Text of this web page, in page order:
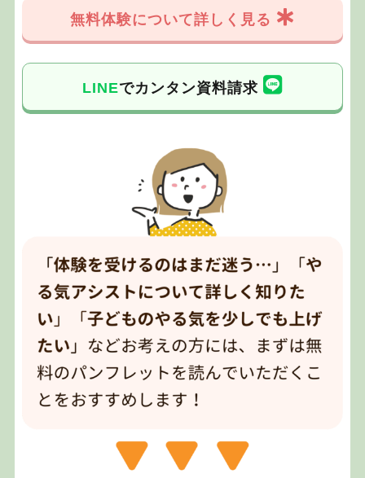
無料体験について詳しく見る
LINEでカンタン資料請求